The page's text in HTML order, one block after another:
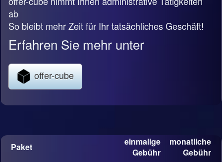
ab
So bleibt mehr Zeit für Ihr tatsächliches Geschäft!
Erfahren Sie mehr unter
offer-cube
Paket
einmalige
Gebühr
monatliche
Gebühr